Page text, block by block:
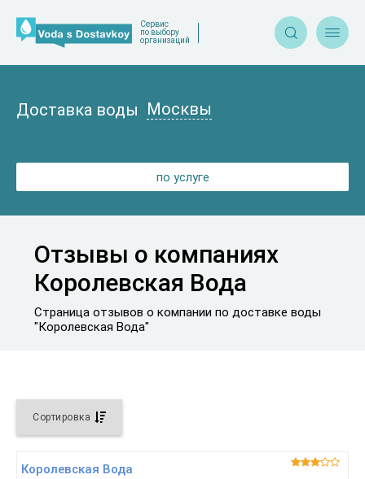
Сервис
по выбору
организаций
Доставка воды Москвы
 
по услуге
Отзывы о компаниях
Королевская Вода
Страница отзывов о компании по доставке воды
"Королевская Вода"
Сортировка 
Королевская Вода 